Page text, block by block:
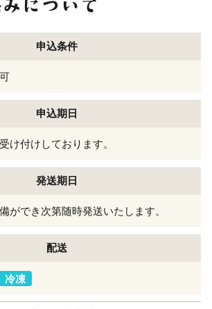
申込条件
申込期日
け付けしております。
発送期日
ができ次第随時発送いたします。
配送
冷凍